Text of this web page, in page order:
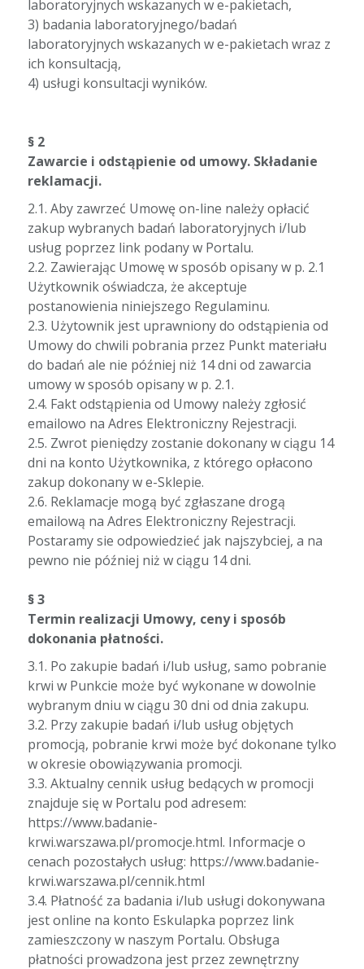
laboratoryjnych wskazanych w e-pakietach,
3) badania laboratoryjnego/badań
laboratoryjnych wskazanych w e-pakietach wraz z
ich konsultacją,
4) usługi konsultacji wyników.
§ 2
Zawarcie i odstąpienie od umowy. Składanie
reklamacji.
2.1. Aby zawrzeć Umowę on-line należy opłacić
zakup wybranych badań laboratoryjnych i/lub
usług poprzez link podany w Portalu.
2.2. Zawierając Umowę w sposób opisany w p. 2.1
Użytkownik oświadcza, że akceptuje
postanowienia niniejszego Regulaminu.
2.3. Użytownik jest uprawniony do odstąpienia od
Umowy do chwili pobrania przez Punkt materiału
do badań ale nie później niż 14 dni od zawarcia
umowy w sposób opisany w p. 2.1.
2.4. Fakt odstąpienia od Umowy należy zgłosić
emailowo na Adres Elektroniczny Rejestracji.
2.5. Zwrot pieniędzy zostanie dokonany w ciągu 14
dni na konto Użytkownika, z którego opłacono
zakup dokonany w e-Sklepie.
2.6. Reklamacje mogą być zgłaszane drogą
emailową na Adres Elektroniczny Rejestracji.
Postaramy sie odpowiedzieć jak najszybciej, a na
pewno nie później niż w ciągu 14 dni.
§ 3
Termin realizacji Umowy, ceny i sposób
dokonania płatności.
3.1. Po zakupie badań i/lub usług, samo pobranie
krwi w Punkcie może być wykonane w dowolnie
wybranym dniu w ciągu 30 dni od dnia zakupu.
3.2. Przy zakupie badań i/lub usług objętych
promocją, pobranie krwi może być dokonane tylko
w okresie obowiązywania promocji.
3.3. Aktualny cennik usług bedących w promocji
znajduje się w Portalu pod adresem:
https://www.badanie-
krwi.warszawa.pl/promocje.html. Informacje o
cenach pozostałych usług: https://www.badanie-
krwi.warszawa.pl/cennik.html
3.4. Płatność za badania i/lub usługi dokonywana
jest online na konto Eskulapka poprzez link
zamieszczony w naszym Portalu. Obsługa
płatności prowadzona jest przez zewnętrzny